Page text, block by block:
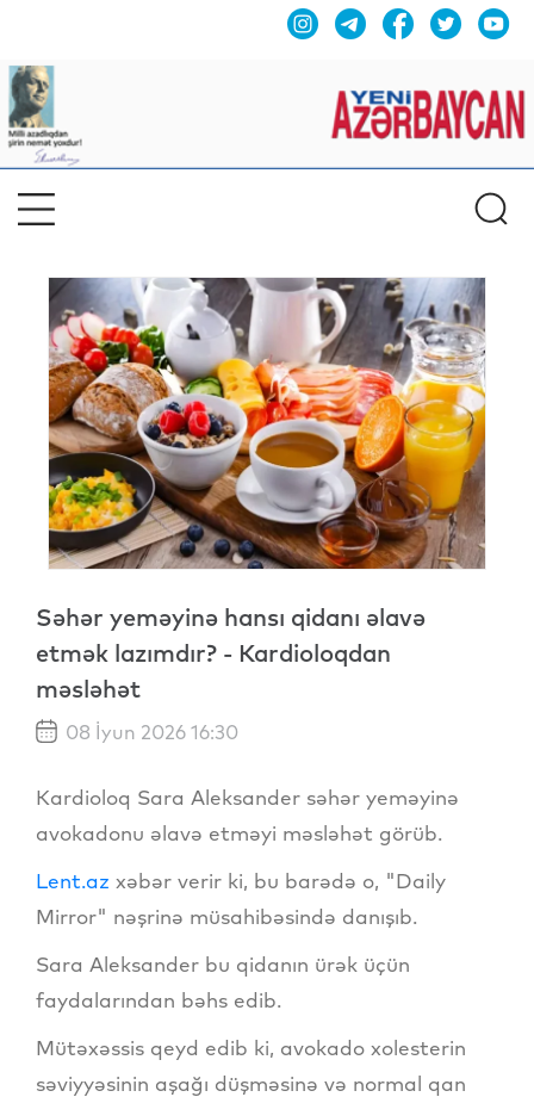
Səhər yeməyinə hansı qidanı əlavə
etmək lazımdır? - Kardioloqdan
məsləhət
08 İyun 2026 16:30
Kardioloq Sara Aleksander səhər yeməyinə
avokadonu əlavə etməyi məsləhət görüb.
Lent.az xəbər verir ki, bu barədə o, "Daily
Mirror" nəşrinə müsahibəsində danışıb.
Sara Aleksander bu qidanın ürək üçün
faydalarından bəhs edib.
Mütəxəssis qeyd edib ki, avokado xolesterin
səviyyəsinin aşağı düşməsinə və normal qan